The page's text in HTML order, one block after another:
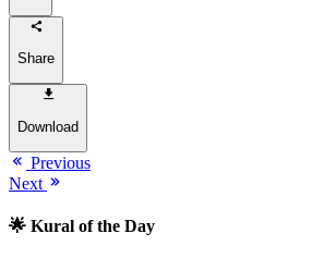
Share
Download
Previous
Next
🌟 Kural of the Day